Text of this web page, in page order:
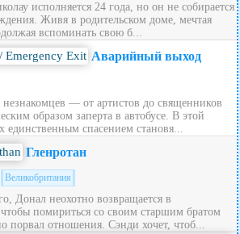
исполняется 24 года, но он не собирается
Живя в родительском доме, мечтая
вспоминать свою б...
Аварийный выход
незнакомцев — от артистов до священников
образом заперта в автобусе. В этой
единственным спасением становя...
Гленротан
Великобритания
Донал неохотно возвращается в
помириться со своим старшим братом
порвал отношения. Сэнди хочет, чтоб...